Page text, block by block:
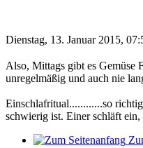
Dienstag, 13. Januar 2015,
Also, Mittags gibt es Gemüse
unregelmäßig und auch nie
Einschlafritual............so
schwierig ist. Einer schläft